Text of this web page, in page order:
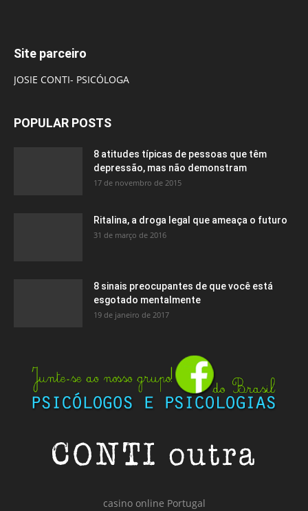
Site parceiro
JOSIE CONTI- PSICÓLOGA
POPULAR POSTS
8 atitudes típicas de pessoas que têm
depressão, mas não demonstram
17 de novembro de 2015
Ritalina, a droga legal que ameaça o futuro
31 de março de 2016
8 sinais preocupantes de que você está
esgotado mentalmente
19 de janeiro de 2017
casino online Portugal